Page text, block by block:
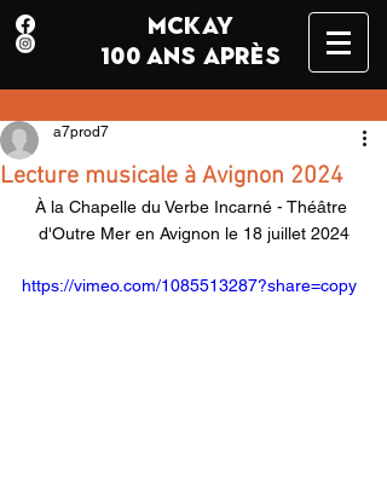
MCKAY
100 ANS APRÈS
Lecture musicale à Avignon 2024
a7prod7
À la Chapelle du Verbe Incarné - Théâtre
d'Outre Mer en Avignon le 18 juillet 2024
https://vimeo.com/1085513287?share=copy